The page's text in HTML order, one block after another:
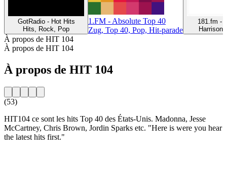
GotRadio - Hot Hits
Hits, Rock, Pop
1.FM - Absolute Top 40
Zug, Top 40, Pop, Hit-parade
181.fm -
À propos de HIT 104
À propos de HIT 104
À propos de HIT 104
(53)
HIT104 ce sont les hits Top 40 des États-Unis. Madonna, Jesse
McCartney, Chris Brown, Jordin Sparks etc. "Here is were you hear
the latest hits first."